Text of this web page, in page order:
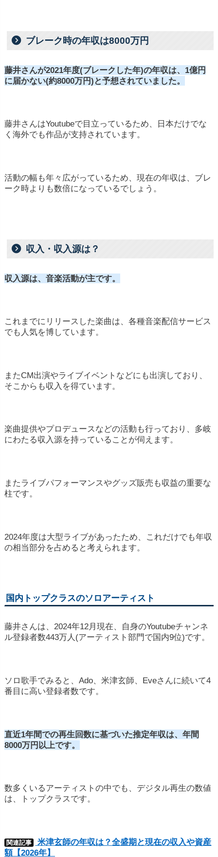
特許権によって、収入を得る場合があります。
ブレーク時の年収は8000万円
藤井さんが2021年度(ブレークした年)の年収は、1億円
に届かない(約8000万円)と予想されていました。
藤井さんはYoutubeで目立っているため、日本だけでな
く海外でも作品が支持されています。
活動の幅も年々広がっているため、現在の年収は、ブレ
ーク時よりも数倍になっているでしょう。
収入・収入源は？
収入源は、音楽活動が主です。
これまでにリリースした楽曲は、各種音楽配信サービス
でも人気を博しています。
またCM出演やライブイベントなどにも出演しており、
そこからも収入を得ています。
楽曲提供やプロデュースなどの活動も行っており、多岐
にわたる収入源を持っていることが伺えます。
またライブパフォーマンスやグッズ販売も収益の重要な
柱です。
2024年度は大型ライブがあったため、これだけでも年収
の相当部分を占めると考えられます。
国内トップクラスのソロアーティスト
藤井さんは、2024年12月現在、自身のYoutubeチャンネ
ル登録者数443万人(アーティスト部門で国内9位)です。
ソロ歌手でみると、Ado、米津玄師、Eveさんに続いて4
番目に高い登録者数です。
直近1年間での再生回数に基づいた推定年収は、年間
8000万円以上です。
数多くいるアーティストの中でも、デジタル再生の数値
は、トップクラスです。
関連記事
米津玄師の年収は？全盛期と現在の収入や資産
額【2026年】